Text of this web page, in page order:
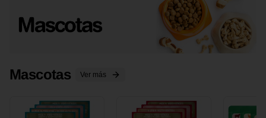
OFERTA
Mascotas Ver más